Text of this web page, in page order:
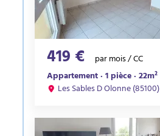
419 €
par mois / CC
Appartement · 1 pièce · 22m²
Les Sables D Olonne (85100)